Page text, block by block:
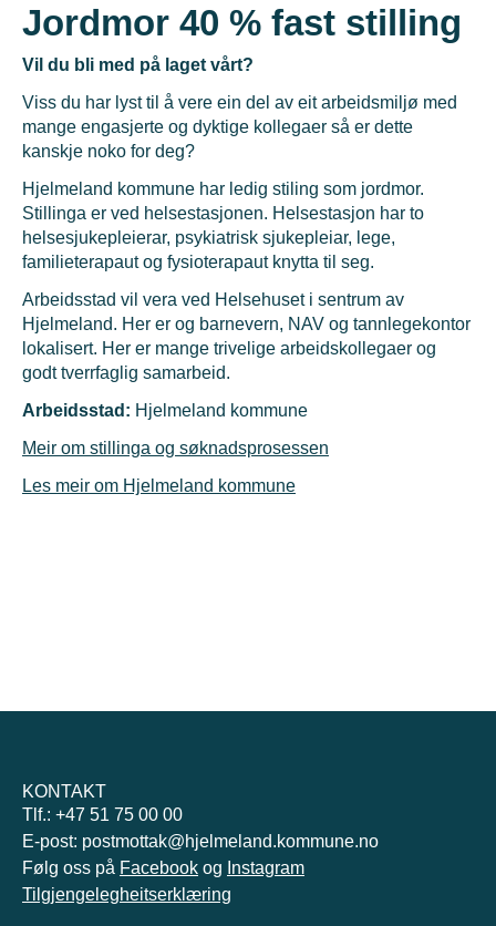
Jordmor 40 % fast stilling
Vil du bli med på laget vårt?
Viss du har lyst til å vere ein del av eit arbeidsmiljø med
mange engasjerte og dyktige kollegaer så er dette
kanskje noko for deg?
Hjelmeland kommune har ledig stiling som jordmor.
Stillinga er ved helsestasjonen. Helsestasjon har to
helsesjukepleierar, psykiatrisk sjukepleiar, lege,
familieterapaut og fysioterapaut knytta til seg.
Arbeidsstad vil vera ved Helsehuset i sentrum av
Hjelmeland. Her er og barnevern, NAV og tannlegekontor
lokalisert. Her er mange trivelige arbeidskollegaer og
godt tverrfaglig samarbeid.
Arbeidsstad: Hjelmeland kommune
Meir om stillinga og søknadsprosessen
Les meir om Hjelmeland kommune
KONTAKT
Tlf.: +47 51 75 00 00
E-post: postmottak@hjelmeland.kommune.no
Følg oss på Facebook og Instagram
Tilgjengelegheitserklæring